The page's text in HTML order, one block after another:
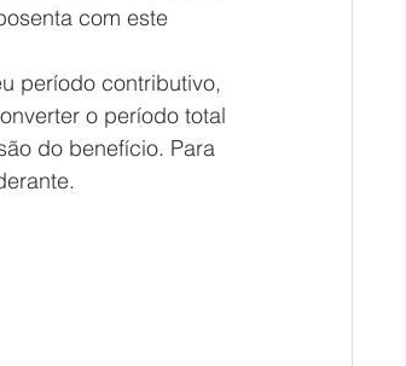
com este
período contributivo,
o período total
do benefício. Para